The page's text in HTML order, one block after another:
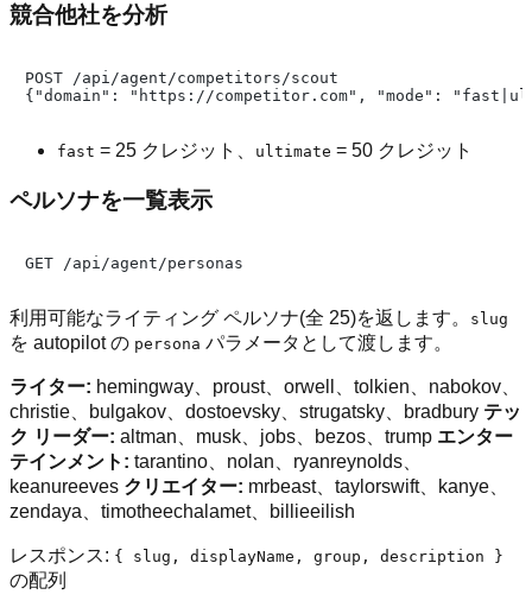
競合他社を分析
POST /api/agent/competitors/scout
fast = 25 クレジット、 ultimate = 50 クレジット
ペルソナを一覧表示
利用可能なライティング ペルソナ(全 25)を返します。 slug
を autopilot の persona パラメータとして渡します。
ライター: hemingway、proust、orwell、tolkien、nabokov、
christie、bulgakov、dostoevsky、strugatsky、bradbury テッ
ク リーダー: altman、musk、jobs、bezos、trump エンター
テインメント: tarantino、nolan、ryanreynolds、
keanureeves クリエイター: mrbeast、taylorswift、kanye、
zendaya、timotheechalamet、billieeilish
レスポンス: { slug, displayName, group, description }
の配列